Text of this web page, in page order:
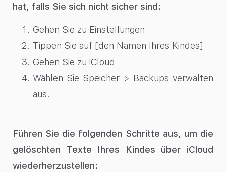
hat, falls Sie sich nicht sicher sind:
Gehen Sie zu Einstellungen
Tippen Sie auf [den Namen Ihres Kindes]
Gehen Sie zu iCloud
Wählen Sie Speicher > Backups verwalten
aus.
Führen Sie die folgenden Schritte aus, um die
gelöschten Texte Ihres Kindes über iCloud
wiederherzustellen: